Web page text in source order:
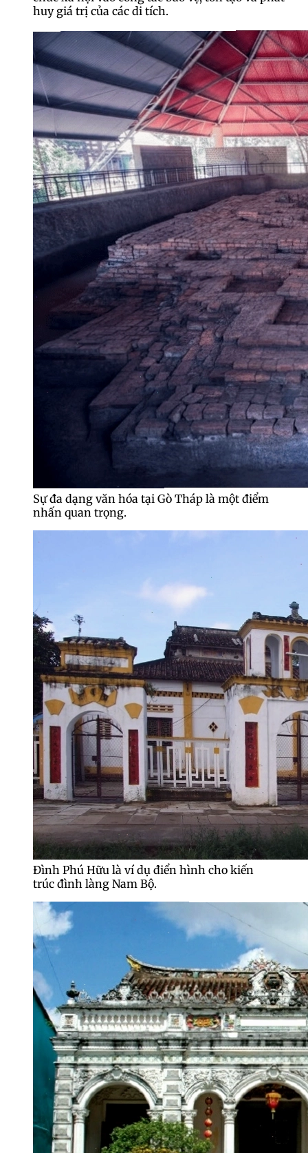
huy giá trị của các di tích.
Sự đa dạng văn hóa tại Gò Tháp là một điểm
nhấn quan trọng.
Đình Phú Hữu là ví dụ điển hình cho kiến
trúc đình làng Nam Bộ.